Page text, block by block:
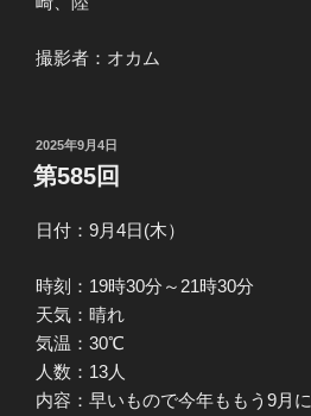
撮影者：オカム
投
稿
日:
2025年9月4日
第585回
日付：9月4日(木）
時刻：19時30分～21時30分
天気：晴れ
気温：30℃
人数：13人
内容：早いもので今年ももう9月